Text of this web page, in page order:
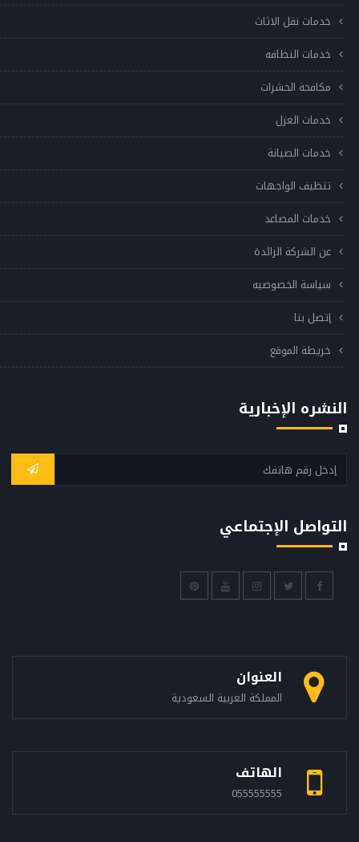
خدمات نقل الاثاث
خدمات النظافه
مكافحة الحشرات
خدمات العزل
خدمات الصيانة
تنظيف الواجهات
خدمات المصاعد
عن الشركة الرائدة
سياسة الخصوصيه
إتصل بنا
خريطة الموقع
النشره الإخبارية
التواصل الإجتماعي
العنوان
المملكة العربية السعودية
الهاتف
055555555